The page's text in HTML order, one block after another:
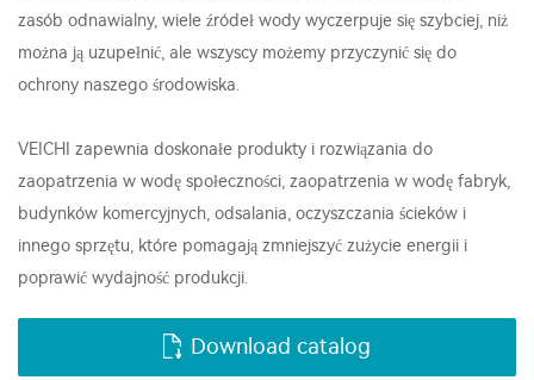
zasób odnawialny, wiele źródeł wody wyczerpuje się szybciej, niż
można ją uzupełnić, ale wszyscy możemy przyczynić się do
ochrony naszego środowiska.
VEICHI zapewnia doskonałe produkty i rozwiązania do
zaopatrzenia w wodę społeczności, zaopatrzenia w wodę fabryk,
budynków komercyjnych, odsalania, oczyszczania ścieków i
innego sprzętu, które pomagają zmniejszyć zużycie energii i
poprawić wydajność produkcji.
Download catalog